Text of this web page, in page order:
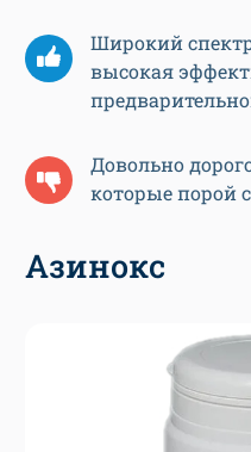
Широкий
высокая
Довольно
которые порой
Азинокс